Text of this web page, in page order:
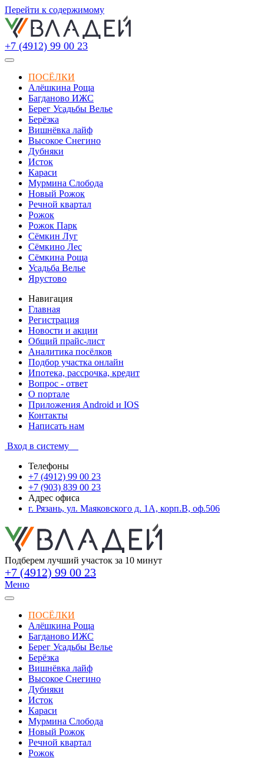
Перейти к содержимому
+7 (4912) 99 00 23
ПОСЁЛКИ
Алёшкина Роща
Багданово ИЖС
Берег Усадьбы Велье
Берёзка
Вишнёвка лайф
Высокое Снегино
Дубняки
Исток
Караси
Мурмина Слобода
Новый Рожок
Речной квартал
Рожок
Рожок Парк
Сёмкин Луг
Сёмкино Лес
Сёмкина Роща
Усадьба Велье
Ярустово
Навигация
Главная
Регистрация
Новости и акции
Общий прайс-лист
Аналитика посёлков
Подбор участка онлайн
Ипотека, рассрочка, кредит
Вопрос - ответ
О портале
Приложения Android и IOS
Контакты
Написать нам
Вход в систему
Телефоны
+7 (4912) 99 00 23
+7 (903) 839 00 23
Адрес офиса
г. Рязань, ул. Маяковского д. 1А, корп.В, оф.506
Подберем лучший участок за 10 минут
+7 (4912) 99 00 23
Меню
ПОСЁЛКИ
Алёшкина Роща
Багданово ИЖС
Берег Усадьбы Велье
Берёзка
Вишнёвка лайф
Высокое Снегино
Дубняки
Исток
Караси
Мурмина Слобода
Новый Рожок
Речной квартал
Рожок